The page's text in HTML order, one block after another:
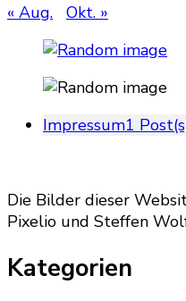
« Aug.
Okt. »
Impressum1
Die Bilder dieser
Pixelio und Steffen
Kategorien